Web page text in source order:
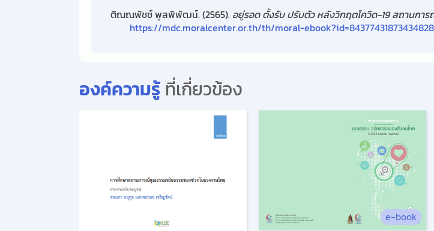
ติณณพัชช์ พูลพิพัฒน์. (2565). อยู่รอด ตั้งรับ ปรับตัว หลังวิกฤตโควิด-19 สถานกา
https://mdc.moralcenter.or.th/th/moral-
องค์ความรู้ ที่เกี่ยวข้อง
e-book